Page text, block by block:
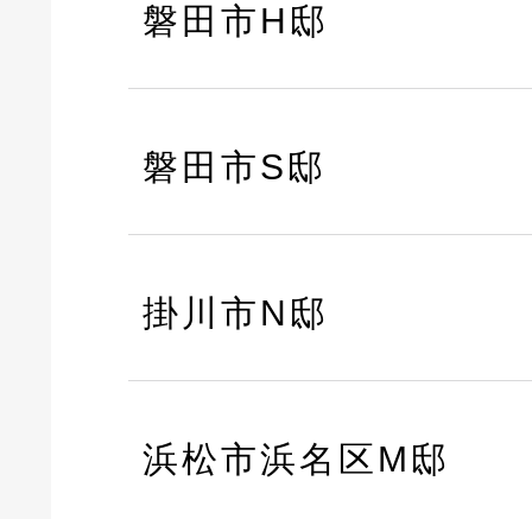
磐田市H邸
磐田市S邸
掛川市N邸
浜松市浜名区M邸